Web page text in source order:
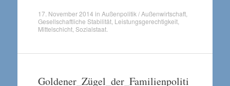
17. November 2014 in Außenpolitik / Außenwirtschaft,
Gesellschaftliche Stabilität, Leistungsgerechtigkeit,
Mittelschicht, Sozialstaat.
Goldener_Zügel_der_Familienpoliti